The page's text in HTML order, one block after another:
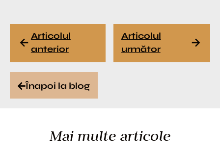
Articolul
anterior
Articolul
următor
Înapoi la blog
Mai multe articole